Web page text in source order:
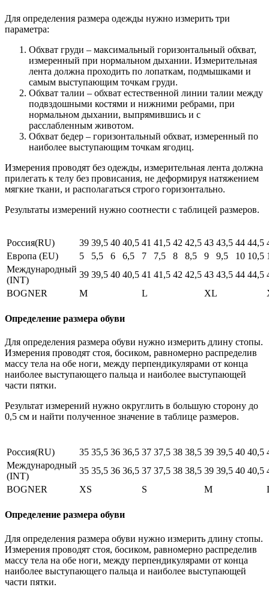
Для определения размера одежды нужно измерить три
параметра:
Обхват груди – максимальный горизонтальный обхват,
измеренный при нормальном дыхании. Измерительная
лента должна проходить по лопаткам, подмышками и
самым выступающим точкам груди.
Обхват талии – обхват естественной линии талии между
подвздошными костями и нижними ребрами, при
нормальном дыхании, выпрямившись и с
расслабленным животом.
Обхват бедер – горизонтальный обхват, измеренный по
наиболее выступающим точкам ягодиц.
Измерения проводят без одежды, измерительная лента должна
прилегать к телу без провисания, не деформируя натяжением
мягкие ткани, и располагаться строго горизонтально.
Результаты измерений нужно соотнести с таблицей размеров.
Россия(RU) 39 39,5 40 40,5 41 41,5 42 42,5 43 43,5 44 44,5
Европа (EU)
5 5,5 6 6,5 7 7,5 8 8,5 9 9,5 10 10,5
Международный
(INT)
39 39,5 40 40,5 41 41,5 42 42,5 43 43,5 44 44,5
BOGNER
M L XL
Определение размера обуви
Для определения размера обуви нужно измерить длину стопы.
Измерения проводят стоя, босиком, равномерно распределив
массу тела на обе ноги, между перпендикулярами от конца
наиболее выступающего пальца и наиболее выступающей
части пятки.
Результат измерений нужно округлить в большую сторону до
0,5 см и найти полученное значение в таблице размеров.
Россия(RU) 35 35,5 36 36,5 37 37,5 38 38,5 39 39,5 40 40,5
Международный
(INT)
35 35,5 36 36,5 37 37,5 38 38,5 39 39,5 40 40,5
BOGNER
XS S M
Определение размера обуви
Для определения размера обуви нужно измерить длину стопы.
Измерения проводят стоя, босиком, равномерно распределив
массу тела на обе ноги, между перпендикулярами от конца
наиболее выступающего пальца и наиболее выступающей
части пятки.